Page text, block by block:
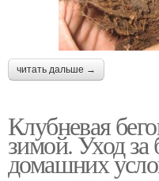
читать дальше →
Клубневая
зимой. Уход за
домашних